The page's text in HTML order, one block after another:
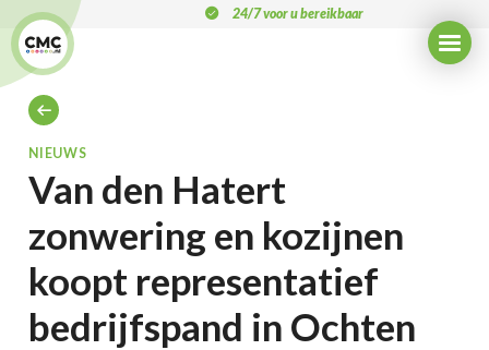
Overslaan
en
naar
de
inhoud
gaan
24/7 voor u bereikbaar
NIEUWS
KRUIMELPAD
Van den Hatert
zonwering en kozijnen
koopt representatief
bedrijfspand in Ochten